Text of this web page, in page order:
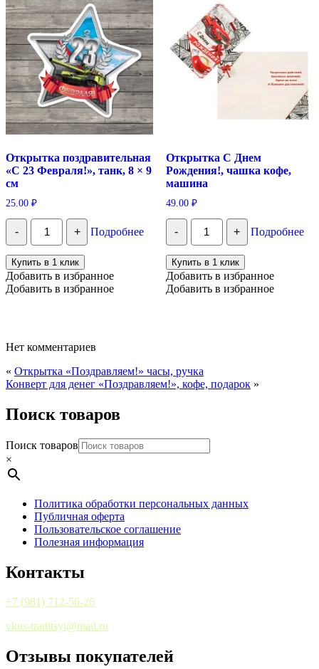
Открытка поздравительная
«С 23 Февраля!», танк, 8 × 9
см
25.00 ₽
-
Количество
Открытка
поздравительная
«С
23
Февраля!»,
танк,
+ Подробнее
Купить в 1 клик
Добавить в избранное
Добавить в избранное
Открытка С Днем
Рождения!, чашка кофе,
машина
49.00 ₽
-
Количество
Открытка
С
Днем
Рождения!,
чашка
кофе,
+ Подробнее
Купить в 1 клик
Добавить в избранное
Добавить в избранное
Нет комментариев
« Открытка «Поздравляем!» часы, ручка
Конверт для денег «Поздравляем!», кофе, подарок »
Поиск товаров
Поиск товаров
×
Политика обработки персональных данных
Публичная оферта
Пользовательское соглашение
Полезная информация
Контакты
+7 (981) 712-56-26
vkus-traditsyi@mail.ru
Отзывы покупателей